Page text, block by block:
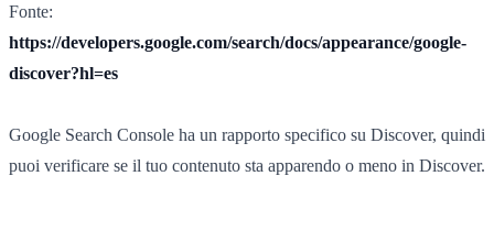
Fonte:
https://developers.google.com/search/docs/appearance/google-
discover?hl=es
Google Search Console ha un rapporto specifico su Discover, quindi
puoi verificare se il tuo contenuto sta apparendo o meno in Discover.